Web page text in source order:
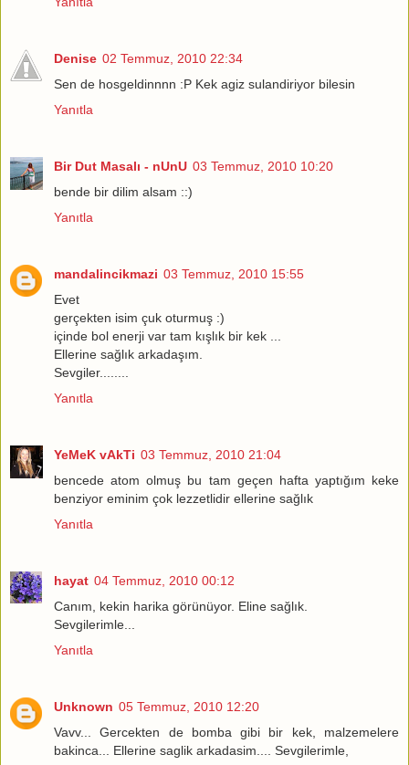
Denise 02 Temmuz, 2010 22:34
Sen de hosgeldinnnn :P Kek agiz sulandiriyor bilesin
Yanıtla
Bir Dut Masalı - nUnU 03 Temmuz, 2010 10:20
bende bir dilim alsam ::)
Yanıtla
mandalincikmazi 03 Temmuz, 2010 15:55
Evet
gerçekten isim çuk oturmuş :)
içinde bol enerji var tam kışlık bir kek ...
Ellerine sağlık arkadaşım.
Sevgiler........
Yanıtla
YeMeK vAkTi 03 Temmuz, 2010 21:04
bencede atom olmuş bu tam geçen hafta yaptığım keke
benziyor eminim çok lezzetlidir ellerine sağlık
Yanıtla
hayat 04 Temmuz, 2010 00:12
Canım, kekin harika görünüyor. Eline sağlık.
Sevgilerimle...
Yanıtla
Unknown 05 Temmuz, 2010 12:20
Vavv... Gercekten de bomba gibi bir kek, malzemelere
bakinca... Ellerine saglik arkadasim.... Sevgilerimle,